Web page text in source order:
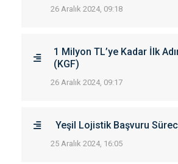
26 Aralık 2024, 09:18
1 Milyon TL’ye Kadar İlk
(KGF)
26 Aralık 2024, 09:17
Yeşil Lojistik Başvuru
25 Aralık 2024, 16:05